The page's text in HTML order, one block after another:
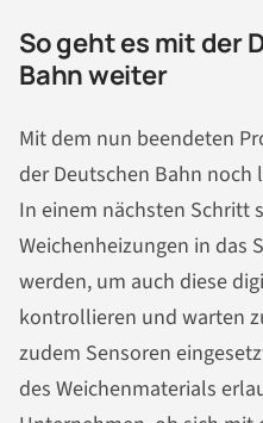
So geht es mit der
Bahn weiter
Mit dem nun beendeten
der Deutschen Bahn
In einem nächsten Schritt
Weichenheizungen in das
werden, um auch diese
kontrollieren und warten
zudem Sensoren
des Weichenmaterials